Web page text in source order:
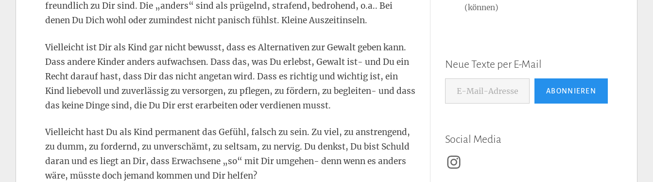
freundlich zu Dir sind. Die „anders“ sind als prügelnd, strafend, bedrohend, o.a.. Bei
denen Du Dich wohl oder zumindest nicht panisch fühlst. Kleine Auszeitinseln.
Vielleicht ist Dir als Kind gar nicht bewusst, dass es Alternativen zur Gewalt geben kann.
Dass andere Kinder anders aufwachsen. Dass das, was Du erlebst, Gewalt ist- und Du ein
Recht darauf hast, dass Dir das nicht angetan wird. Dass es richtig und wichtig ist, ein
Kind liebevoll und zuverlässig zu versorgen, zu pflegen, zu fördern, zu begleiten- und dass
das keine Dinge sind, die Du Dir erst erarbeiten oder verdienen musst.
Vielleicht hast Du als Kind permanent das Gefühl, falsch zu sein. Zu viel, zu anstrengend,
zu dumm, zu fordernd, zu unverschämt, zu seltsam, zu nervig. Du denkst, Du bist Schuld
daran und es liegt an Dir, dass Erwachsene „so“ mit Dir umgehen- denn wenn es anders
wäre, müsste doch jemand kommen und Dir helfen?
(können)
Neue Texte per E-Mail
E-Mail-Adresse...
ABONNIEREN
Social Media
Instagram